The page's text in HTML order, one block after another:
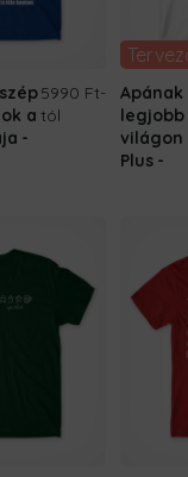
a
5990 Ft-
tól
világon
Plus